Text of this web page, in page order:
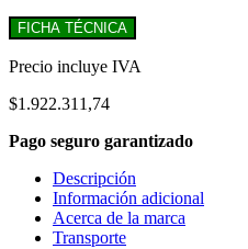
FICHA TÉCNICA
Precio incluye IVA
$1.922.311,74
Pago seguro garantizado
Descripción
Información adicional
Acerca de la marca
Transporte